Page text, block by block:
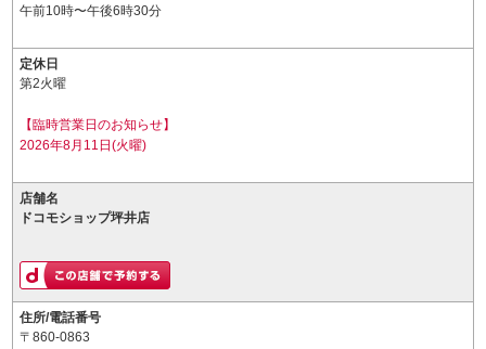
午前10時〜午後6時30分
定休日
第2火曜
【臨時営業日のお知らせ】
2026年8月11日(火曜)
店舗名
ドコモショップ坪井店
住所/電話番号
〒860-0863